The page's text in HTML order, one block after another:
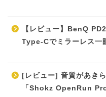
【レビュー】BenQ
Type-Cでミラーレス一
[レビュー] 音質があき
「Shokz OpenRun